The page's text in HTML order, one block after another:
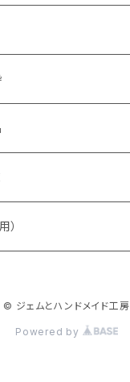
ロシェ）
ト
）
© ジェムとハンドメイド工房
Powered by